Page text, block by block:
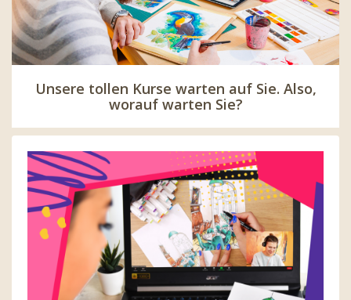
Unsere tollen Kurse warten auf Sie. Also,
worauf warten Sie?